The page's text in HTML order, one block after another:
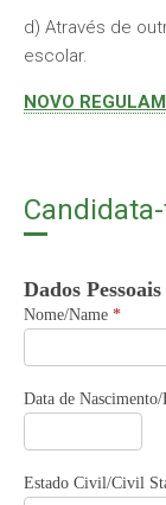
d) Através de
escolar.
NOVO
pedido
emergencia
Dados Pessoais
Nome/Name *
Data de
Estado Civil/Civil